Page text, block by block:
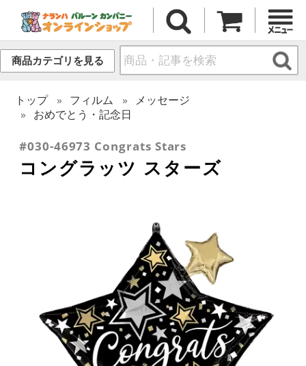
商品カテゴリを見る
トップ フィルム
メッセージ
おめでとう・記念日
#030-46973 Congrats Stars
コングラッツ スターズ